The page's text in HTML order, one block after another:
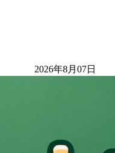
2026年8月07日